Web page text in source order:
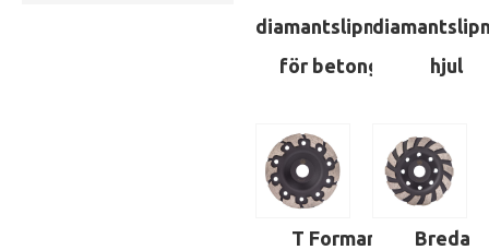
diamantslipning
för betong
hjul
T Formar
Breda